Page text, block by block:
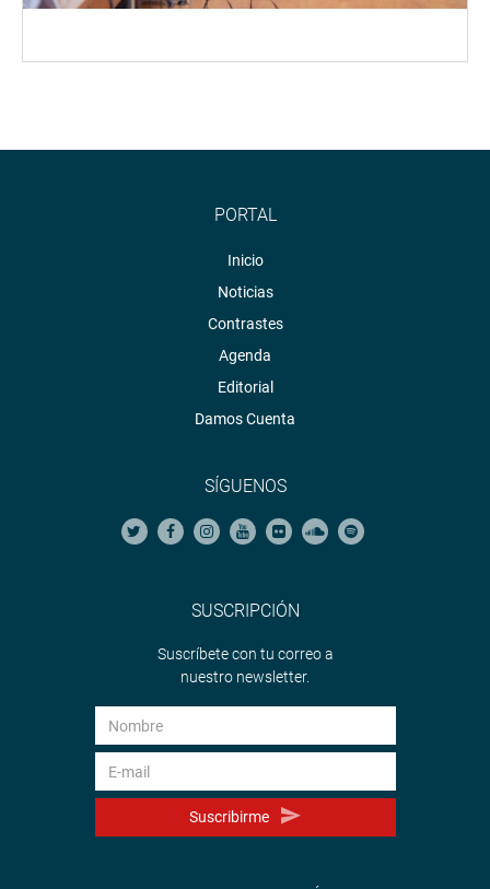
PORTAL
Inicio
Noticias
Contrastes
Agenda
Editorial
Damos Cuenta
SÍGUENOS
SUSCRIPCIÓN
Suscríbete con tu correo a
nuestro newsletter.
Suscribirme